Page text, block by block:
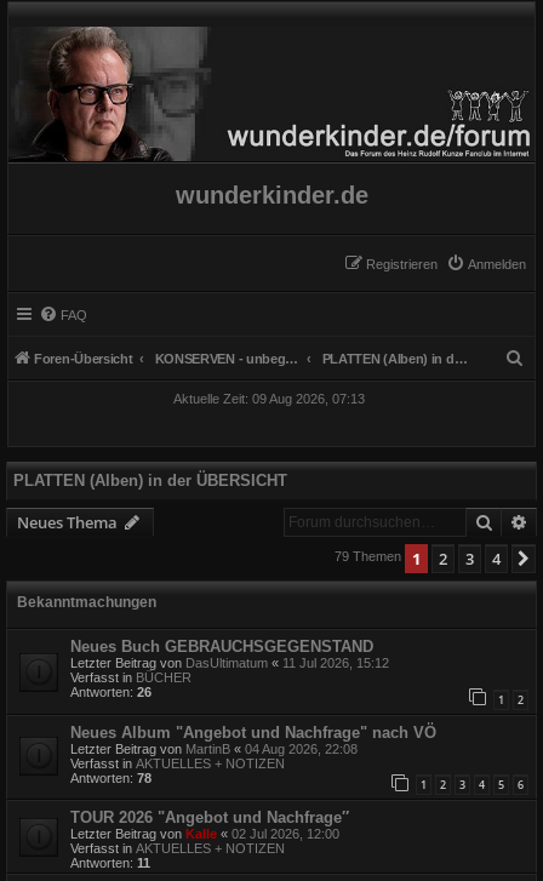
wunderkinder.de
Anmelden
Registrieren
FAQ
Foren-Übersicht KONSERVEN - unbegrenzt haltbar PLATTEN (Alben) in der ÜBERSICHT
Aktuelle Zeit: 09 Aug 2026, 07:13
PLATTEN (Alben) in der ÜBERSICHT
Neues Thema Suche
79 Themen 1 2 3 4
Bekanntmachungen
Neues Buch GEBRAUCHSGEGENSTAND
Letzter Beitrag von DasUltimatum « 11 Jul 2026, 15:12
Verfasst in BÜCHER
Antworten: 26 1 2
Neues Album "Angebot und Nachfrage" nach VÖ
Letzter Beitrag von MartinB « 04 Aug 2026, 22:08
Verfasst in AKTUELLES + NOTIZEN
Antworten: 78 1 2 3 4 5 6
TOUR 2026 "Angebot und Nachfrage″
Letzter Beitrag von Kalle « 02 Jul 2026, 12:00
Verfasst in AKTUELLES + NOTIZEN
Antworten: 11